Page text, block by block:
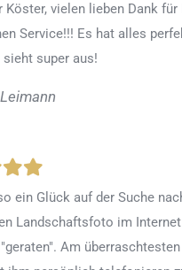
Köster, vielen lieben Dank für
Service!!! Es hat alles
sieht super aus!
ein Glück auf der Suche
Landschaftsfoto im Internet
Am